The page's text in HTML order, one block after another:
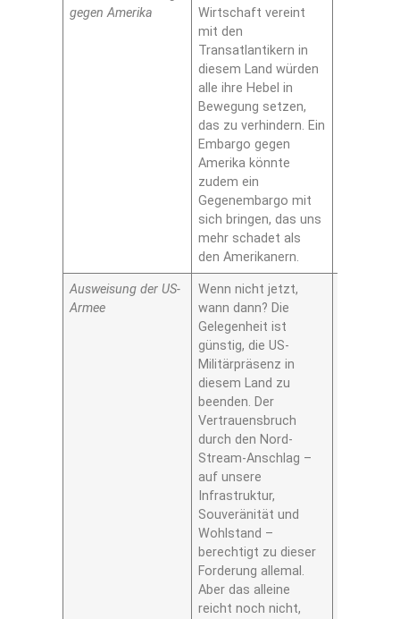
gegen Amerika
Wirtschaft vereint
mit den
Transatlantikern in
diesem Land würden
alle ihre Hebel in
Bewegung setzen,
das zu verhindern. Ein
Embargo gegen
Amerika könnte
zudem ein
Gegenembargo mit
sich bringen, das uns
mehr schadet als
den Amerikanern.
Ausweisung der US-
Armee
Wenn nicht jetzt,
wann dann? Die
Gelegenheit ist
günstig, die US-
Militärpräsenz in
diesem Land zu
beenden. Der
Vertrauensbruch
durch den Nord-
Stream-Anschlag –
auf unsere
Infrastruktur,
Souveränität und
Wohlstand –
berechtigt zu dieser
Forderung allemal.
Aber das alleine
reicht noch nicht,